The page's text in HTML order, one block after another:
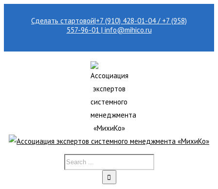
Сделать стартовой|+7 (910) 428-01-04 / +7 (958)
557-96-01 | info@mihico.ru